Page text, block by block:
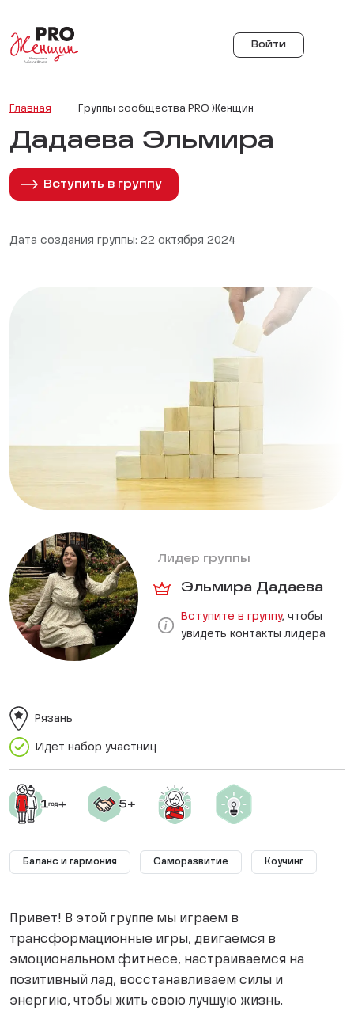
Войти
Главная Группы сообщества PRO Женщин
Дадаева Эльмира
Вступить в группу
Дата создания группы: 22 октября 2024
Лидер группы
Эльмира Дадаева
Вступите в группу, чтобы
увидеть контакты лидера
Идет набор участниц
Рязань
Баланс и гармония Саморазвитие Коучинг
Привет! В этой группе мы играем в
трансформационные игры, двигаемся в
эмоциональном фитнесе, настраиваемся на
позитивный лад, восстанавливаем силы и
энергию, чтобы жить свою лучшую жизнь.